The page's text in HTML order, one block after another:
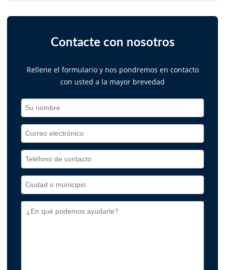
Contacte con nosotros
Rellene el formulario y nos pondremos en contacto
con usted a la mayor brevedad